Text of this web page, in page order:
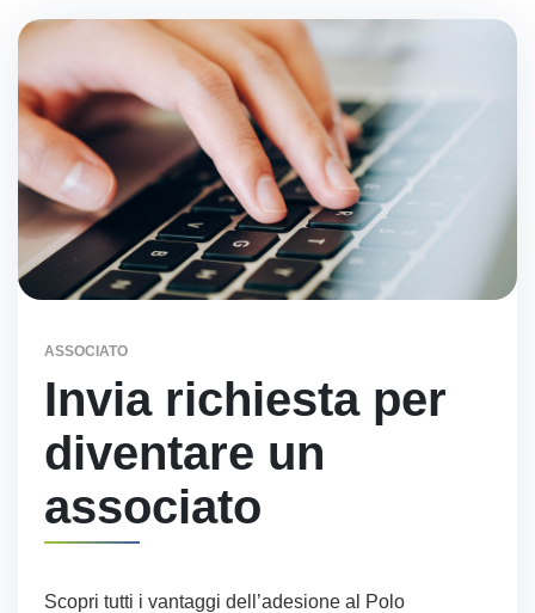
ASSOCIATO
Invia richiesta per
diventare un
associato
Scopri tutti i vantaggi dell’adesione al Polo